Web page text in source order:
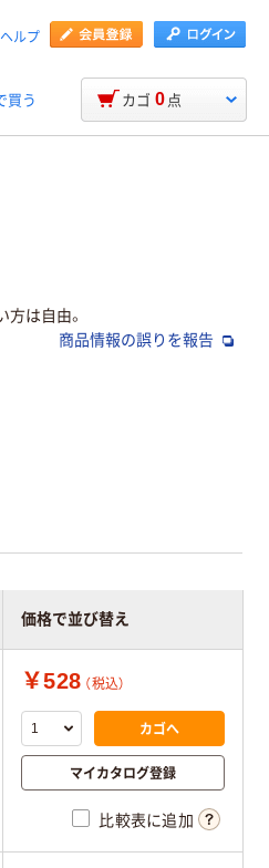
ヘルプ
買う カゴ 0 点
は自由。
商品情報の誤りを報告
価格で並び替え
￥528 （税込）
カゴへ
マイカタログ登録
比較表に追加